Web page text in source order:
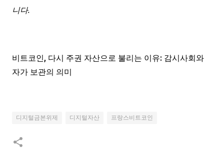
니다.
비트코인, 다시 주권 자산으로 불리는 이유: 감시사회와
자가 보관의 의미
디지털금본위제 디지털자산 프랑스비트코인